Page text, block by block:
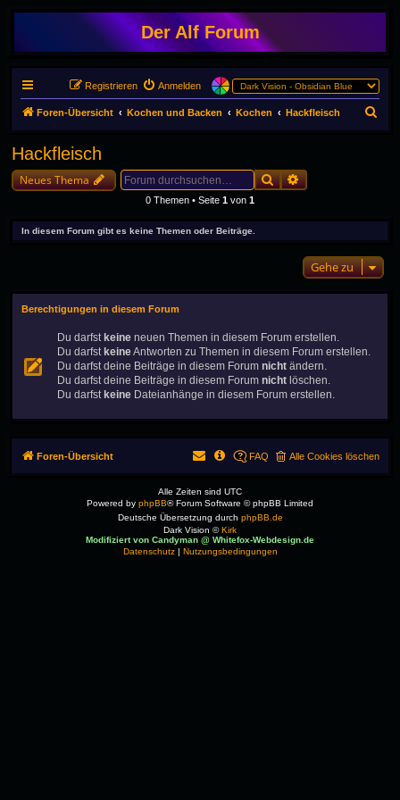
Der Alf Forum
Anmelden
Registrieren
Foren-Übersicht Kochen und Backen Kochen Hackfleisch
u
Hackfleisch
Neues Thema SucheErweiterte Suche
0 Themen • Seite 1 von 1
In diesem Forum gibt es keine Themen oder Beiträge.
Gehe zu
Berechtigungen in diesem Forum
Du darfstkeine neuen Themen in diesem Forum erstellen.
Du darfstkeineAntworten zu Themen in diesem Forum erstellen.
Du darfst deine Beiträge in diesem Forum nicht ändern.
Du darfst deine Beiträge in diesem Forum nicht löschen.
Du darfstkeine Dateianhänge in diesem Forum erstellen.
Foren-Übersicht Alle Cookies löschen
FAQ
Alle Zeiten sind UTC
Powered by phpBB® Forum Software © phpBB Limited
Deutsche Übersetzung durch phpBB.de
Dark Vision ©Kirk
Modifiziert von Candyman @ Whitefox-Webdesign.de
Datenschutz| Nutzungsbedingungen